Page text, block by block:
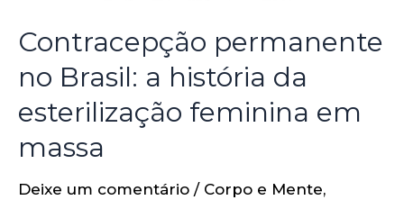
Contracepção permanente
no Brasil: a história da
esterilização feminina em
massa
Deixe um comentário / Corpo e Mente,